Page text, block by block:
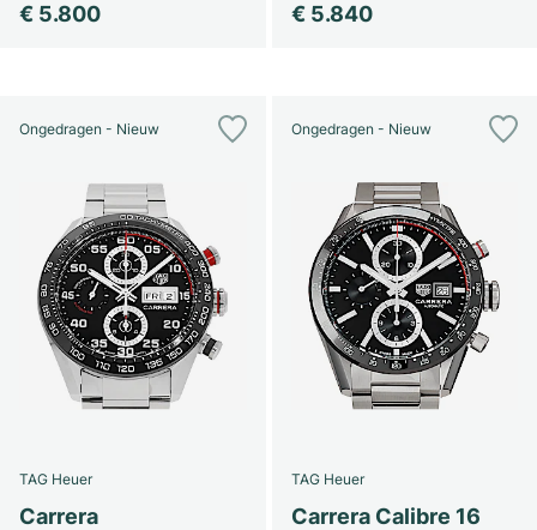
€ 5.800 € 5.840
Ongedragen - Nieuw
TAG Heuer
Carrera
Ongedragen - Nieuw
TAG Heuer
Carrera Calibre 16